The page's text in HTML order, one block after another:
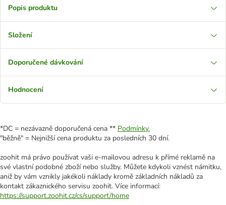
Popis produktu
Složení
Doporučené dávkování
Hodnocení
*DC = nezávazně doporučená cena ** Podmínky.
"běžně" = Nejnižší cena produktu za posledních 30 dní.
zoohit má právo používat vaši e-mailovou adresu k přímé reklamě na
své vlastní podobné zboží nebo služby. Můžete kdykoli vznést námitku,
aniž by vám vznikly jakékoli náklady kromě základních nákladů za
kontakt zákaznického servisu zoohit. Více informací:
https://support.zoohit.cz/cs/support/home